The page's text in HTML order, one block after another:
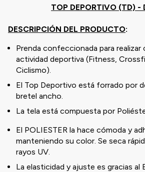
TOP DEPORTIVO (TD) -
DESCRIPCIÓN DEL PRODUCTO:
Prenda confeccionada para realizar
actividad deportiva (Fitness,
Ciclismo).
El Top Deportivo está forrado por
bretel ancho.
La tela está compuesta por
El POLIESTER la hace cómoda y
manteniendo su color. Se seca
rayos UV.
La elasticidad y ajuste es gracias al